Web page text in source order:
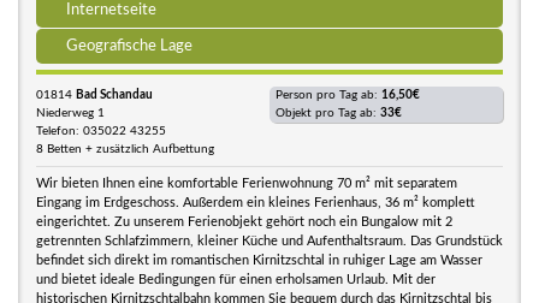
Internetseite
Geografische Lage
01814 Bad Schandau
Niederweg 1
Telefon: 035022 43255
8 Betten + zusätzlich Aufbettung
Person pro Tag ab: 16,50€
Objekt pro Tag ab: 33€
Wir bieten Ihnen eine komfortable Ferienwohnung 70 m² mit separatem
Eingang im Erdgeschoss. Außerdem ein kleines Ferienhaus, 36 m² komplett
eingerichtet. Zu unserem Ferienobjekt gehört noch ein Bungalow mit 2
getrennten Schlafzimmern, kleiner Küche und Aufenthaltsraum. Das Grundstück
befindet sich direkt im romantischen Kirnitzschtal in ruhiger Lage am Wasser
und bietet ideale Bedingungen für einen erholsamen Urlaub. Mit der
historischen Kirnitzschtalbahn kommen Sie bequem durch das Kirnitzschtal bis